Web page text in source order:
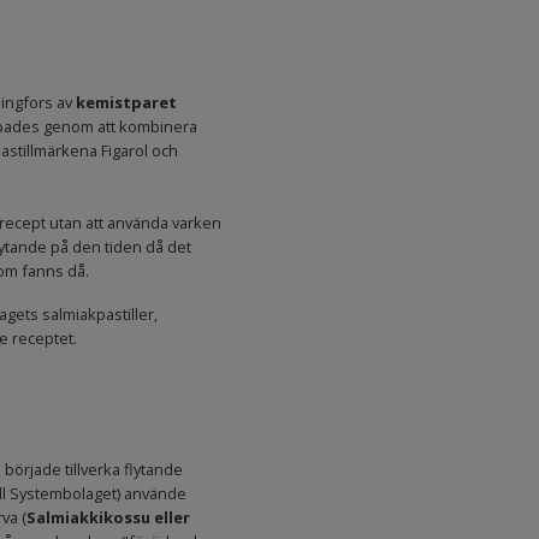
av kemistparet
genom att kombinera
Figarol och
utan att använda varken
på den tiden då det
fanns då.
salmiakpastiller,
receptet.
började tillverka flytande
Systembolaget) använde
(Salmiakkikossu eller